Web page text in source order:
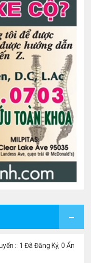
:: 1 Đã Đăng Ký, 0 Ẩn